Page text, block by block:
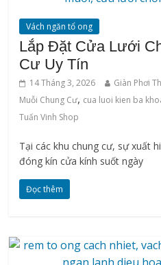
Vách ngăn tổ ong
Lắp Đặt Cửa Lưới
Cư Uy Tín
14 Tháng 3, 2026 Giàn Phơi
Muỗi Chung Cư, cua luoi kien ba
Tuấn Vinh Shop
Tại các khu chung cư, sự xuất
đóng kín cửa kính suốt ngày
Đọc thêm